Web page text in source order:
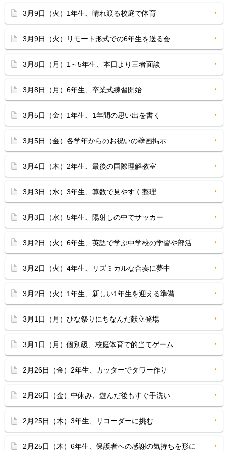
3月9日（火）1年生、晴れ渡る校庭で体育
3月9日（火）リモート形式での6年生を送る会
3月8日（月）1～5年生、本日より三者面談
3月8日（月）6年生、卒業式練習開始
3月5日（金）1年生、1年間の思い出を書く
3月5日（金）各学年からのお祝いの壁画掲示
3月4日（木）2年生、最後の国際理解教室
3月3日（水）3年生、算数で見やすく整理
3月3日（水）5年生、陽射しの中でサッカー
3月2日（火）6年生、英語で学ぶ中学校の学習や部活
3月2日（火）4年生、リズミカルな合奏に夢中
3月2日（火）1年生、新しい1年生を迎える準備
3月1日（月）ひな祭りにちなんだ献立登場
3月1日（月）個別級、校庭体育で的当てゲーム
2月26日（金）2年生、カッターでタワー作り
2月26日（金）中休み、遊んだ後もすぐ手洗い
2月25日（木）3年生、リコーダーに挑む
2月25日（木）6年生、保護者への感謝の気持ちを形に